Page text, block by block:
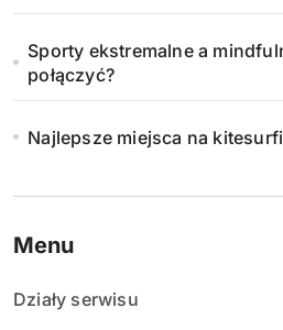
Sporty ekstremalne a
połączyć?
Najlepsze miejsca na
Menu
Działy serwisu